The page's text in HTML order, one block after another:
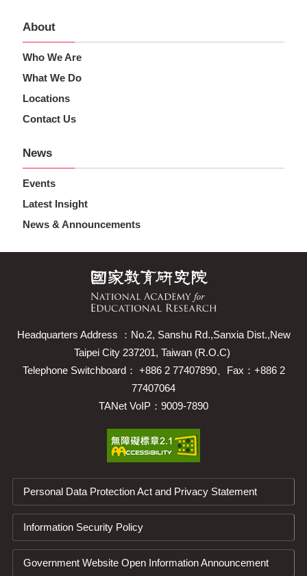
About
Who We Are
What We Do
Locations
Contact Us
News
Events
Latest Insight
News & Announcements
Headquarters Address ：No.2, Sanshu Rd.,Sanxia Dist.,New
Taipei City 237201, Taiwan (R.O.C)
Telephone Switchboard： +886 2 77407890、Fax：+886 2
77407064
TANet VoIP：9009-7890
Personal Data Protection Act and Privacy Statement
Information Security Policy
Government Website Open Information Announcement